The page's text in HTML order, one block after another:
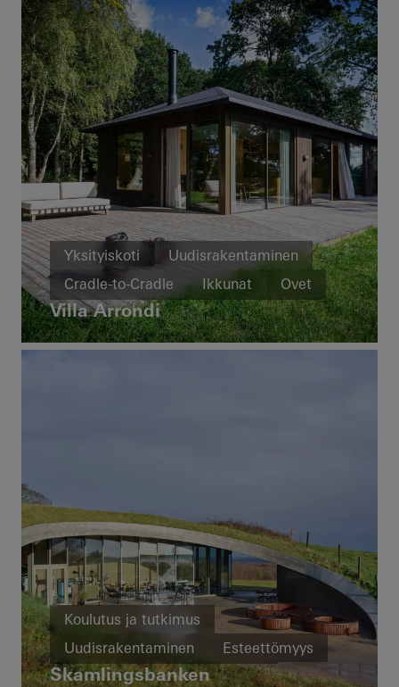
Yksityiskoti
Uudisrakentaminen
Cradle-to-Cradle
Ikkunat
Ovet
Julkisivut
Liukuovet Denmark
Villa Arrondi
Koulutus ja tutkimus
Uudisrakentaminen
Esteettömyys
Ikkunat
Ovet
Julkisivut
Skamlingsbanken